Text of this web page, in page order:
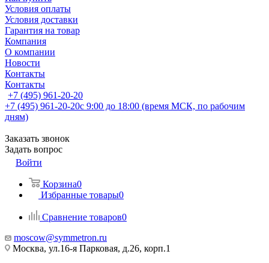
Условия оплаты
Условия доставки
Гарантия на товар
Компания
О компании
Новости
Контакты
Контакты
+7 (495) 961-20-20
+7 (495) 961-20-20с 9:00 до 18:00 (время МСК, по рабочим
дням)
Заказать звонок
Задать вопрос
Войти
Корзина0
Избранные товары0
Сравнение товаров0
moscow@symmetron.ru
Москва, ул.16-я Парковая, д.26, корп.1